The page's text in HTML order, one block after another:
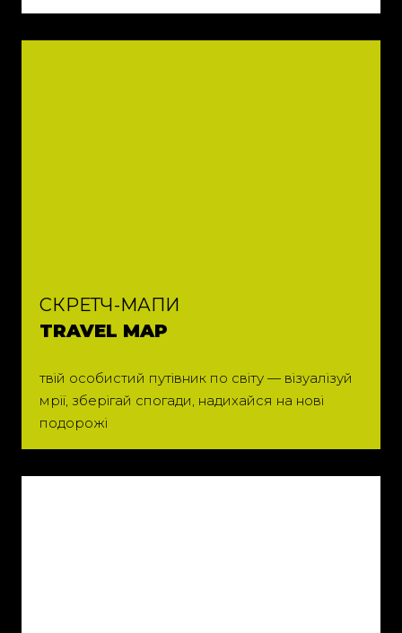
СКРЕТЧ-МАПИ
TRAVEL MAP
твій особистий путівник по світу — візуалізуй
мрії, зберігай спогади, надихайся на нові
подорожі